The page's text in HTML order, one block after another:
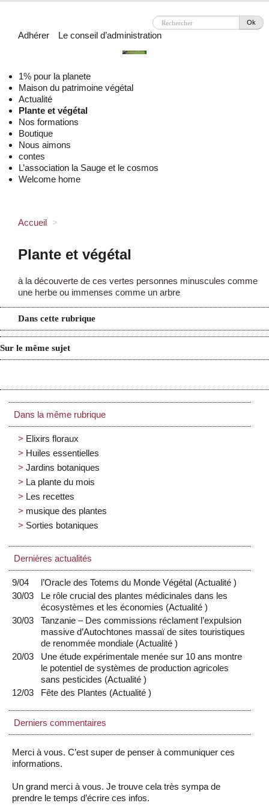
Ok
Adhérer Le conseil d’administration
1% pour la planete
Maison du patrimoine végétal
Actualité
Plante et végétal
Nos formations
Boutique
Nous aimons
contes
L’association la Sauge et le cosmos
Welcome home
Accueil >
Plante et végétal
à la découverte de ces vertes personnes minuscules comme
une herbe ou immenses comme un arbre
Dans cette rubrique
Sur le même sujet
Dans la même rubrique
Elixirs floraux
Huiles essentielles
Jardins botaniques
La plante du mois
Les recettes
musique des plantes
Sorties botaniques
Dernières actualités
9/04 l’Oracle des Totems du Monde Végétal (Actualité)
30/03
Le rôle crucial des plantes médicinales dans les
écosystèmes et les économies (Actualité)
30/03
Tanzanie – Des commissions réclament l’expulsion
massive d’Autochtones massaï de sites touristiques
de renommée mondiale (Actualité)
20/03
Une étude expérimentale menée sur 10 ans montre
le potentiel de systèmes de production agricoles
sans pesticides (Actualité)
12/03
Fête des Plantes (Actualité)
Derniers commentaires
Merci à vous. C’est super de penser à communiquer ces
informations.
Un grand merci à vous. Je trouve cela très sympa de
prendre le temps d’écrire ces infos.